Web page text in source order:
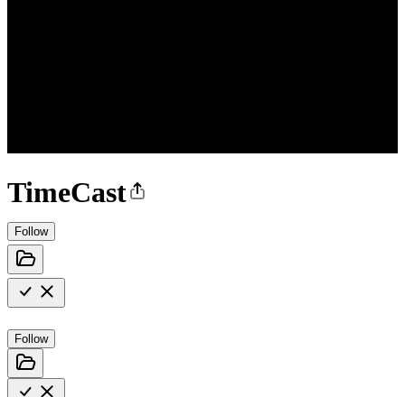
TimeCast
Follow
Follow